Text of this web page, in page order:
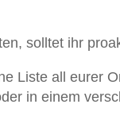
solltet ihr
Liste all eurer
in einem